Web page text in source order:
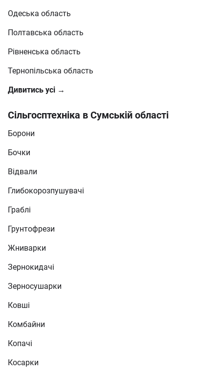
Одеська область
Полтавська область
Рівненська область
Тернопільська область
Дивитись усі →
Сільгосптехніка в Сумській області
Борони
Бочки
Відвали
Глибокорозпушувачі
Граблі
Грунтофрези
Жниварки
Зернокидачі
Зерносушарки
Ковші
Комбайни
Копачі
Косарки